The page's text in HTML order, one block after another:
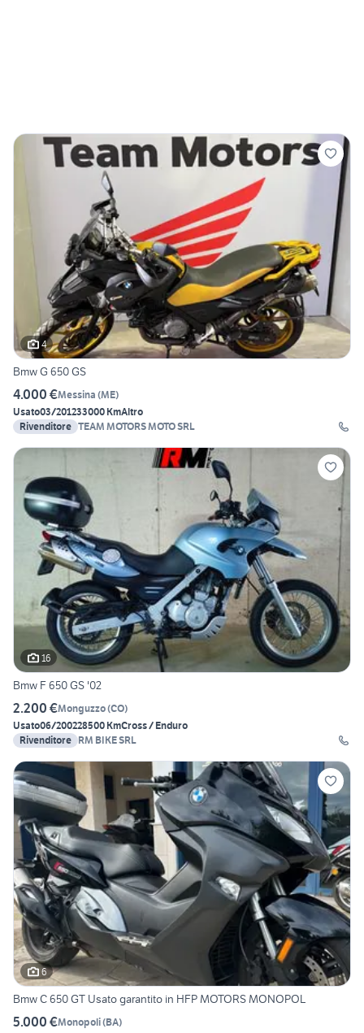
4
Bmw G 650 GS
4.000 €Messina (ME)
Usato03/201233000 KmAltro
Rivenditore TEAM MOTORS MOTO SRL
16
Bmw F 650 GS '02
2.200 €Monguzzo(CO)
Usato06/200228500 KmCross / Enduro
Rivenditore RM BIKE SRL
6
Bmw C 650 GT Usato garantito in HFP MOTORS MONOPOL
5.000 €Monopoli(BA)